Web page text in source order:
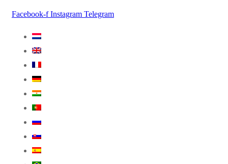
Facebook-f Instagram Telegram